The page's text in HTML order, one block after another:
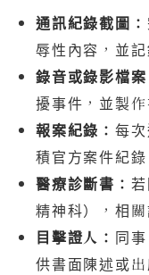
通訊紀錄截圖：
辱性內容，並
錄音或錄影檔
擾事件，並製
報案紀錄： 每
積官方案件紀錄
醫療診斷書：
精神科），相
目擊證人： 同
供書面陳述或